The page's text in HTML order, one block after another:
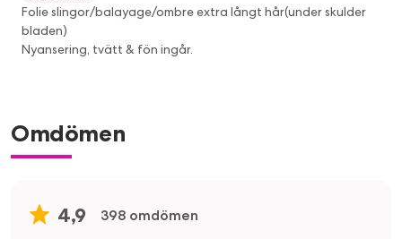
Folie slingor/balayage/ombre extra långt hår(under skulder
bladen)
Nyansering, tvätt & fön ingår.
Omdömen
4,9 398 omdömen